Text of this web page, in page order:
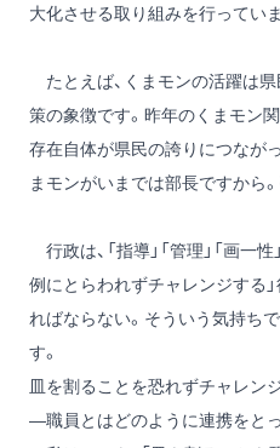
大化させる取り組みを行っていま
たとえば、くまモンの活躍は
策の象徴です。昨年のくまモン
存在自体が県民の誇りにつなが
まモンがいまでは部長ですから
行政は、「指導」「管理」「画一
例にとらわれずチャレンジする
ればならない。そういう気持ち
す。
皿を割ることを恐れずチャレン
―職員とはどのように連携をとっ